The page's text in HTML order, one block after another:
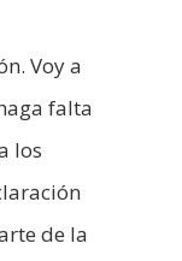
Voy a
falta
los
de la